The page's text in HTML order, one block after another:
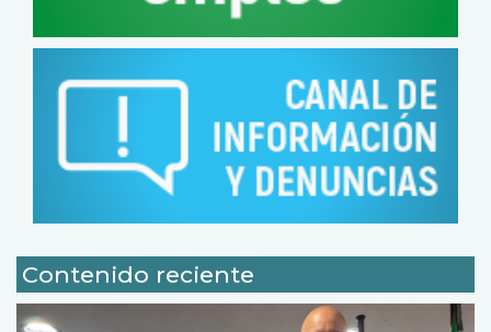
Contenido reciente